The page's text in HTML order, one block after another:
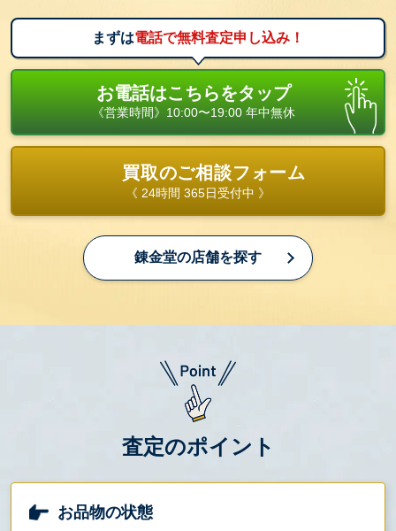
まずは電話で無料査定申し込み！
お電話はこちらをタップ
《営業時間》10:00〜19:00 年中無休
買取のご相談フォーム
《 24時間 365日受付中 》
錬金堂の店舗を探す
査定のポイント
お品物の状態